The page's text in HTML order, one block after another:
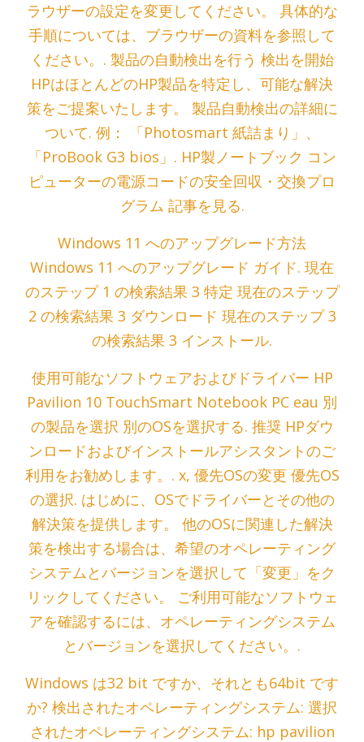
ラウザーの設定を変更してください。 具体的な
手順については、ブラウザーの資料を参照して
ください。. 製品の自動検出を行う 検出を開始
HPはほとんどのHP製品を特定し、可能な解決
策をご提案いたします。 製品自動検出の詳細に
ついて. 例： 「Photosmart 紙詰まり」、
「ProBook G3 bios」. HP製ノートブック コン
ピューターの電源コードの安全回収・交換プロ
グラム 記事を見る.
Windows 11 へのアップグレード方法
Windows 11 へのアップグレード ガイド. 現在
のステップ 1 の検索結果 3 特定 現在のステップ
2 の検索結果 3 ダウンロード 現在のステップ 3
の検索結果 3 インストール.
使用可能なソフトウェアおよびドライバー HP
Pavilion 10 TouchSmart Notebook PC eau 別
の製品を選択 別のOSを選択する. 推奨 HPダウ
ンロードおよびインストールアシスタントのご
利用をお勧めします。. x, 優先OSの変更 優先OS
の選択. はじめに、OSでドライバーとその他の
解決策を提供します。 他のOSに関連した解決
策を検出する場合は、希望のオペレーティング
システムとバージョンを選択して「変更」をク
リックしてください。 ご利用可能なソフトウェ
アを確認するには、オペレーティングシステム
とバージョンを選択してください。.
Windows は32 bit ですか、それとも64bit です
か? 検出されたオペレーティングシステム: 選択
されたオペレーティングシステム: hp pavilion